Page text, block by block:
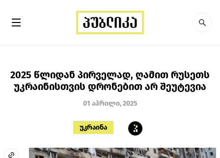
2025 წლიდან პირველად, ღამით რუსეთს
უკრაინისთვის დრონებით არ შეუტევია
01 აპრილი, 2025
უკრაინა